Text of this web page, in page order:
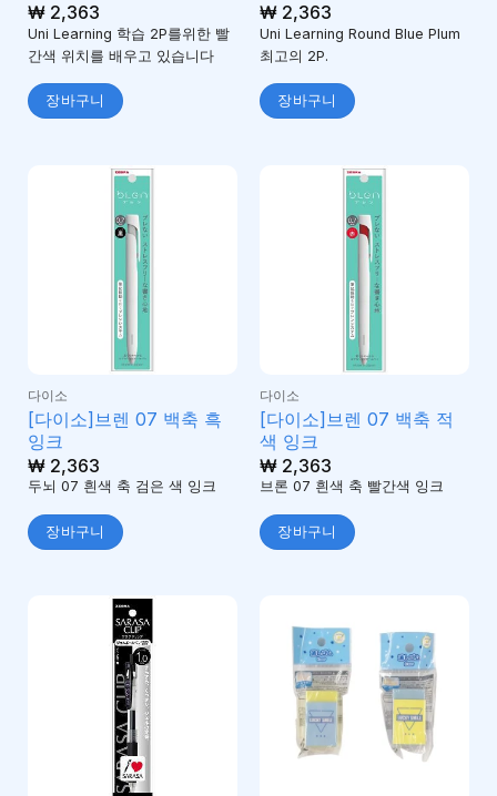
₩2,363
Uni Learning 학습 2P를위한 빨
간색 위치를 배우고 있습니다
장바구니
₩2,363
Uni Learning Round Blue Plum
최고의 2P.
장바구니
다이소
[다이소]브렌 07 백축 흑
잉크
₩2,363
두뇌 07 흰색 축 검은 색 잉크
장바구니
다이소
[다이소]브렌 07 백축 적
색 잉크
₩2,363
브론 07 흰색 축 빨간색 잉크
장바구니